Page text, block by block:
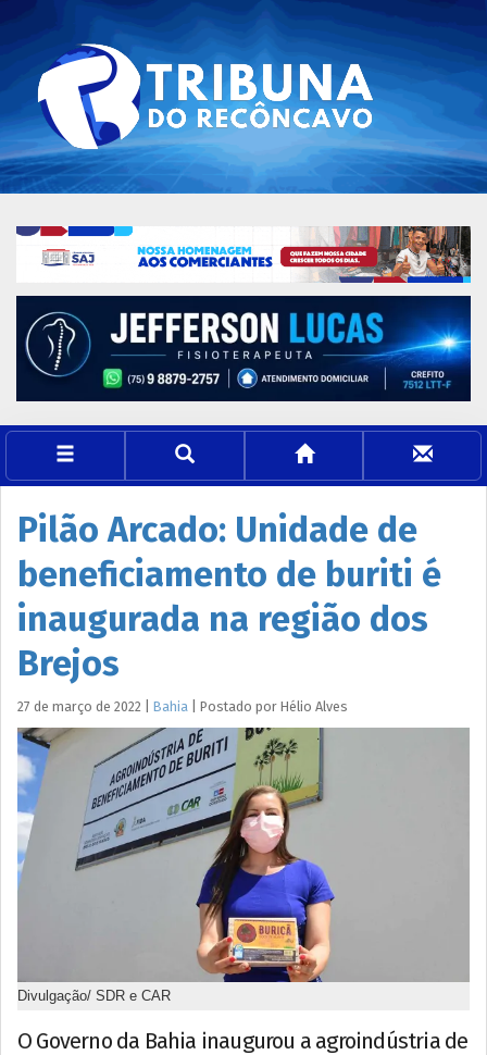
Pilão Arcado: Unidade de
beneficiamento de buriti é
inaugurada na região dos
Brejos
27 de março de 2022 Bahia Postado por Hélio Alves
Divulgação/ SDR e CAR
O Governo da Bahia inaugurou a agroindústria de